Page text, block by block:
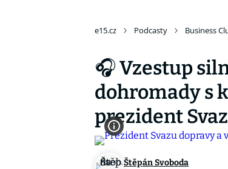
e15.cz Podcasty Business
🎧 Vzestup
dohromady s
prezident
Štěpán Svoboda